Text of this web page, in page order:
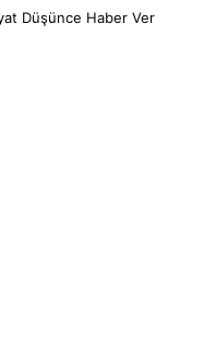
Düşünce Haber Ver